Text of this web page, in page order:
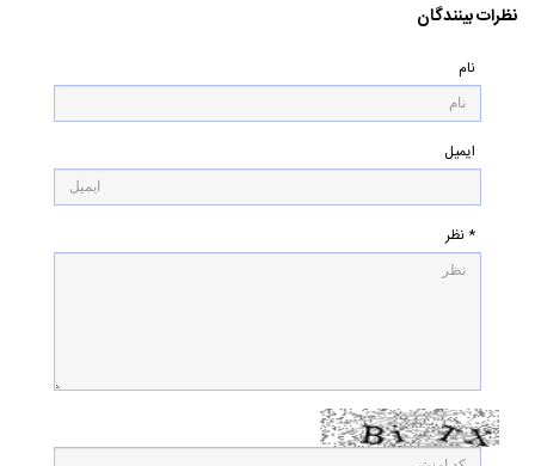
نظرات بینندگان
نام
ایمیل
* نظر